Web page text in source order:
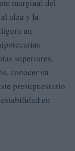
marginal del
al alza y la
un
superiores.
conocer su
presupuestario
en